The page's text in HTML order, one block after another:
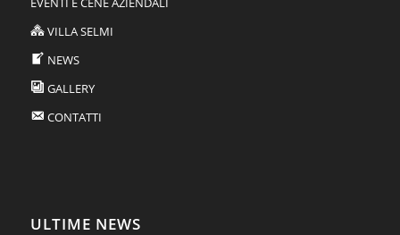
VILLA SELMI
NEWS
GALLERY
CONTATTI
ULTIME NEWS